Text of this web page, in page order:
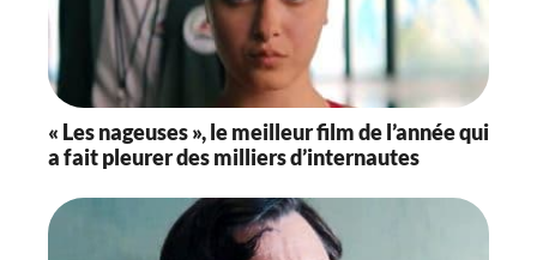
« Les nageuses », le meilleur film de l’année qui
a fait pleurer des milliers d’internautes